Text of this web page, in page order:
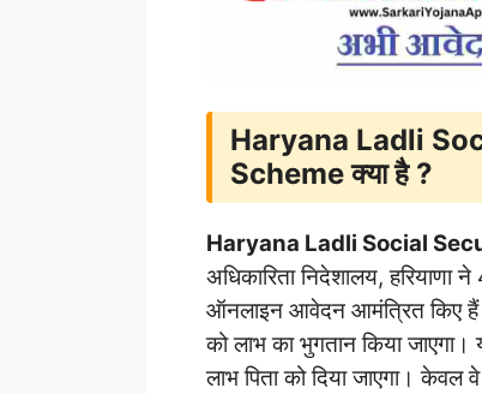
Haryana Ladli
Scheme क्या है ?
Haryana Ladli Social
अधिकारिता निदेशालय,
ऑनलाइन आवेदन आमंत्रित किए हैं
को लाभ का भुगतान किया
लाभ पिता को दिया जाएगा। केवल